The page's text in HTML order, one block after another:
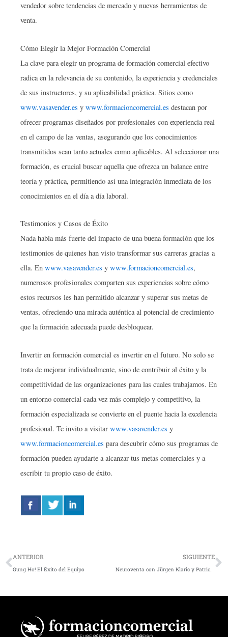
vendedor sobre tendencias de mercado y nuevas herramientas de
venta.
Cómo Elegir la Mejor Formación Comercial
La clave para elegir un programa de formación comercial efectivo
radica en la relevancia de su contenido, la experiencia y credenciales
de sus instructores, y su aplicabilidad práctica. Sitios como
www.vasavender.es y www.formacioncomercial.es destacan por
ofrecer programas diseñados por profesionales con experiencia real
en el campo de las ventas, asegurando que los conocimientos
transmitidos sean tanto actuales como aplicables. Al seleccionar una
formación, es crucial buscar aquella que ofrezca un balance entre
teoría y práctica, permitiendo así una integración inmediata de los
conocimientos en el día a día laboral.
Testimonios y Casos de Éxito
Nada habla más fuerte del impacto de una buena formación que los
testimonios de quienes han visto transformar sus carreras gracias a
ella. En www.vasavender.es y www.formacioncomercial.es,
numerosos profesionales comparten sus experiencias sobre cómo
estos recursos les han permitido alcanzar y superar sus metas de
ventas, ofreciendo una mirada auténtica al potencial de crecimiento
que la formación adecuada puede desbloquear.
Invertir en formación comercial es invertir en el futuro. No solo se
trata de mejorar individualmente, sino de contribuir al éxito y la
competitividad de las organizaciones para las cuales trabajamos. En
un entorno comercial cada vez más complejo y competitivo, la
formación especializada se convierte en el puente hacia la excelencia
profesional. Te invito a visitar www.vasavender.es y
www.formacioncomercial.es para descubrir cómo sus programas de
formación pueden ayudarte a alcanzar tus metas comerciales y a
escribir tu propio caso de éxito.
Ant
ANTERIOR
Gung Ho! El Éxito del Equipo
SIGUIENTE
Neuroventa con Jürgen Klaric y Patrick Renvoise